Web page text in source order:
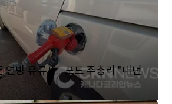
연방 유류세... 포드 주총리 "내년